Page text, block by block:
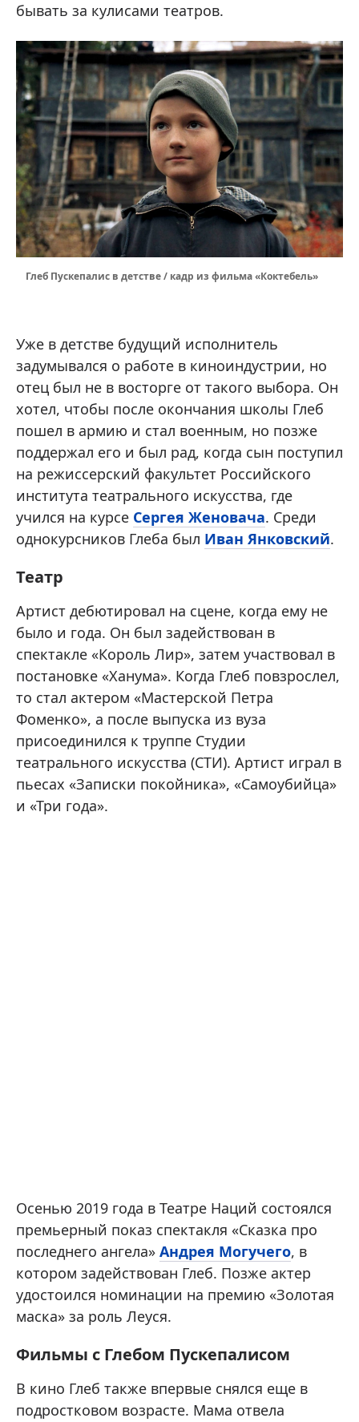
бывать за кулисами театров.
Глеб Пускепалис в детстве / кадр из фильма «Коктебель»
Уже в детстве будущий исполнитель
задумывался о работе в киноиндустрии, но
отец был не в восторге от такого выбора. Он
хотел, чтобы после окончания школы Глеб
пошел в армию и стал военным, но позже
поддержал его и был рад, когда сын поступил
на режиссерский факультет Российского
института театрального искусства, где
учился на курсе Сергея Женовача. Среди
однокурсников Глеба был Иван Янковский.
Театр
Артист дебютировал на сцене, когда ему не
было и года. Он был задействован в
спектакле «Король Лир», затем участвовал в
постановке «Ханума». Когда Глеб повзрослел,
то стал актером «Мастерской Петра
Фоменко», а после выпуска из вуза
присоединился к труппе Студии
театрального искусства (СТИ). Артист играл в
пьесах «Записки покойника», «Самоубийца»
и «Три года».
Осенью 2019 года в Театре Наций состоялся
премьерный показ спектакля «Сказка про
последнего ангела» Андрея Могучего, в
котором задействован Глеб. Позже актер
удостоился номинации на премию «Золотая
маска» за роль Леуся.
Фильмы с Глебом Пускепалисом
В кино Глеб также впервые снялся еще в
подростковом возрасте. Мама отвела